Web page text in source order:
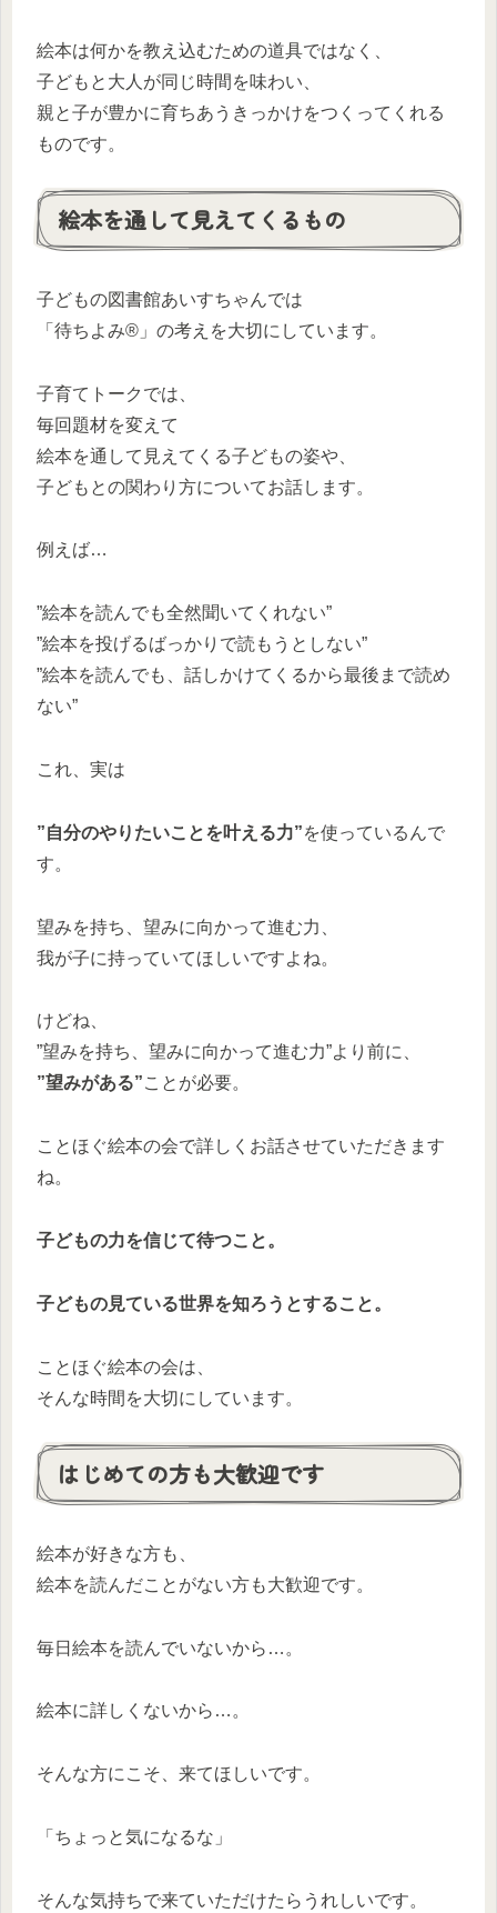
絵本は何かを教え込むための道具ではなく、
子どもと大人が同じ時間を味わい、
親と子が豊かに育ちあうきっかけをつくってくれる
ものです。
絵本を通して見えてくるもの
子どもの図書館あいすちゃんでは
「待ちよみ®」の考えを大切にしています。
子育てトークでは、
毎回題材を変えて
絵本を通して見えてくる子どもの姿や、
子どもとの関わり方についてお話します。
例えば…
”絵本を読んでも全然聞いてくれない”
”絵本を投げるばっかりで読もうとしない”
”絵本を読んでも、話しかけてくるから最後まで読め
ない”
これ、実は
”自分のやりたいことを叶える力”を使っているんで
す。
望みを持ち、望みに向かって進む力、
我が子に持っていてほしいですよね。
けどね、
”望みを持ち、望みに向かって進む力”より前に、
”望みがある”ことが必要。
ことほぐ絵本の会で詳しくお話させていただきます
ね。
子どもの力を信じて待つこと。
子どもの見ている世界を知ろうとすること。
ことほぐ絵本の会は、
そんな時間を大切にしています。
はじめての方も大歓迎です
絵本が好きな方も、
絵本を読んだことがない方も大歓迎です。
毎日絵本を読んでいないから…。
絵本に詳しくないから…。
そんな方にこそ、来てほしいです。
「ちょっと気になるな」
そんな気持ちで来ていただけたらうれしいです。